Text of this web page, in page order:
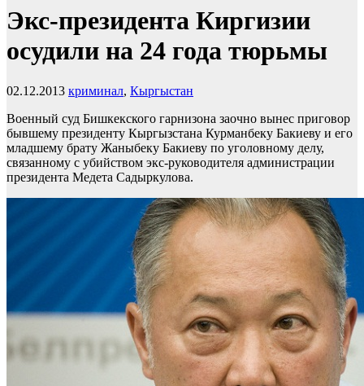
Экс-президента Киргизии
осудили на 24 года тюрьмы
02.12.2013 криминал, Кыргыстан
Военный суд Бишкекского гарнизона заочно вынес приговор
бывшему президенту Кыргызстана Курманбеку Бакиеву и его
младшему брату Жаныбеку Бакиеву по уголовному делу,
связанному с убийством экс-руководителя администрации
президента Медета Садыркулова.